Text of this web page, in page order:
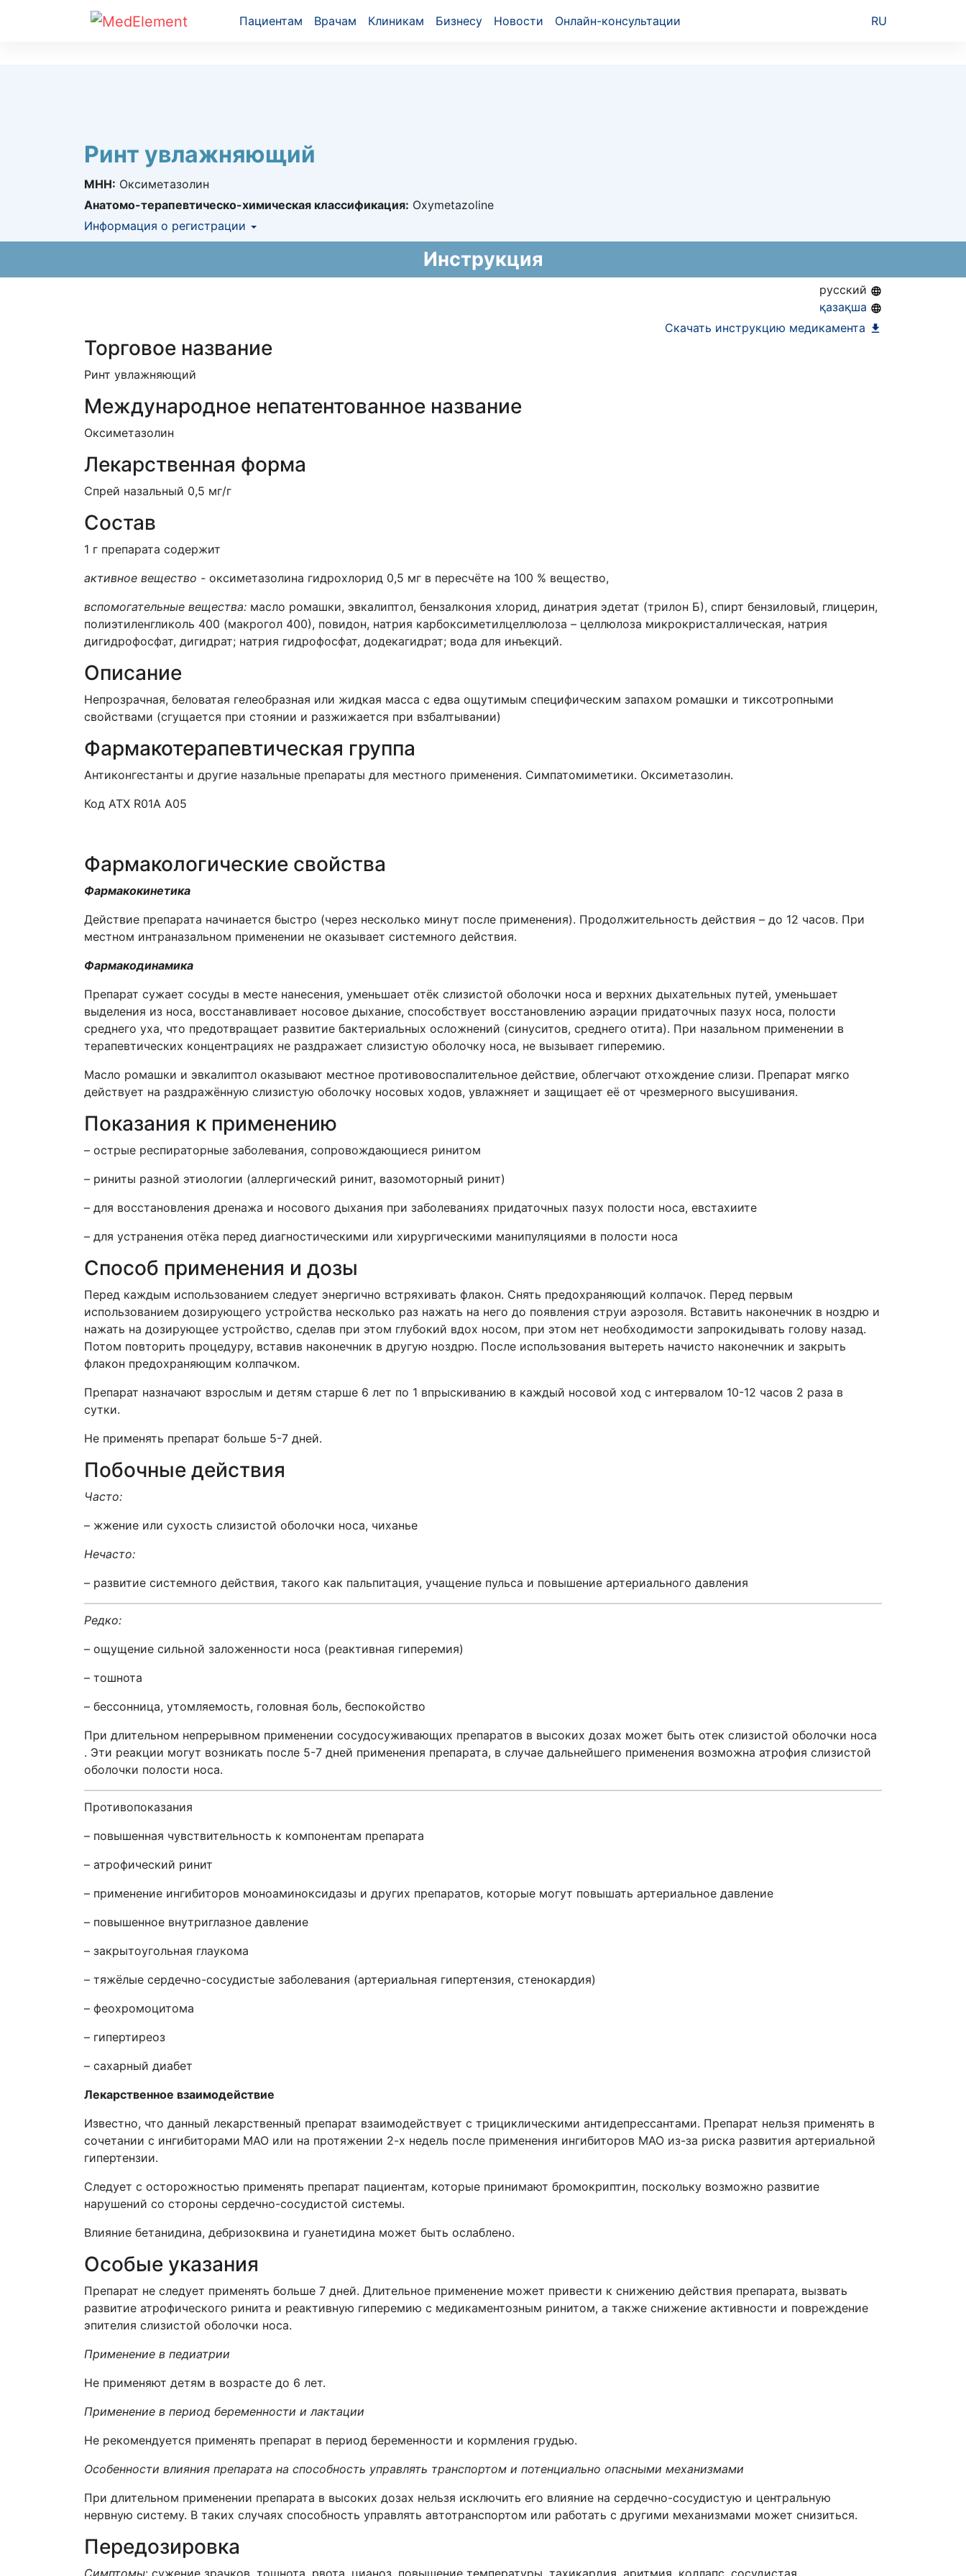
Пациентам Врачам Клиникам Бизнесу Новости Онлайн-консультации RU
Ринт увлажняющий
МНН: Оксиметазолин
Анатомо-терапевтическо-химическая классификация: Oxymetazoline
Информация о регистрации
Инструкция
русский
қазақша
Скачать инструкцию медикамента
Торговое название
Ринт увлажняющий
Международное непатентованное название
Оксиметазолин
Лекарственная форма
Спрей назальный 0,5 мг/г
Состав
1 г препарата содержит
активное вещество - оксиметазолина гидрохлорид 0,5 мг в пересчёте на 100 % вещество,
вспомогательные вещества: масло ромашки, эвкалиптол, бензалкония хлорид, динатрия эдетат (трилон Б), спирт бензиловый, глицерин,
полиэтиленгликоль 400 (макрогол 400), повидон, натрия карбоксиметилцеллюлоза – целлюлоза микрокристаллическая, натрия
дигидрофосфат, дигидрат; натрия гидрофосфат, додекагидрат; вода для инъекций.
Описание
Непрозрачная, беловатая гелеобразная или жидкая масса с едва ощутимым специфическим запахом ромашки и тиксотропными
свойствами (сгущается при стоянии и разжижается при взбалтывании)
Фармакотерапевтическая группа
Антиконгестанты и другие назальные препараты для местного применения. Симпатомиметики. Оксиметазолин.
Код АТХ R01A A05
Фармакологические свойства
Фармакокинетика
Действие препарата начинается быстро (через несколько минут после применения). Продолжительность действия – до 12 часов. При
местном интраназальном применении не оказывает системного действия.
Фармакодинамика
Препарат сужает сосуды в месте нанесения, уменьшает отёк слизистой оболочки носа и верхних дыхательных путей, уменьшает
выделения из носа, восстанавливает носовое дыхание, способствует восстановлению аэрации придаточных пазух носа, полости
среднего уха, что предотвращает развитие бактериальных осложнений (синуситов, среднего отита). При назальном применении в
терапевтических концентрациях не раздражает слизистую оболочку носа, не вызывает гиперемию.
Масло ромашки и эвкалиптол оказывают местное противовоспалительное действие, облегчают отхождение слизи. Препарат мягко
действует на раздражённую слизистую оболочку носовых ходов, увлажняет и защищает её от чрезмерного высушивания.
Показания к применению
– острые респираторные заболевания, сопровождающиеся ринитом
– риниты разной этиологии (аллергический ринит, вазомоторный ринит)
– для восстановления дренажа и носового дыхания при заболеваниях придаточных пазух полости носа, евстахиите
– для устранения отёка перед диагностическими или хирургическими манипуляциями в полости носа
Способ применения и дозы
Перед каждым использованием следует энергично встряхивать флакон. Снять предохраняющий колпачок. Перед первым
использованием дозирующего устройства несколько раз нажать на него до появления струи аэрозоля. Вставить наконечник в ноздрю и
нажать на дозирующее устройство, сделав при этом глубокий вдох носом, при этом нет необходимости запрокидывать голову назад.
Потом повторить процедуру, вставив наконечник в другую ноздрю. После использования вытереть начисто наконечник и закрыть
флакон предохраняющим колпачком.
Препарат назначают взрослым и детям старше 6 лет по 1 впрыскиванию в каждый носовой ход с интервалом 10-12 часов 2 раза в
сутки.
Не применять препарат больше 5-7 дней.
Побочные действия
Часто:
– жжение или сухость слизистой оболочки носа, чиханье
Нечасто:
– развитие системного действия, такого как пальпитация, учащение пульса и повышение артериального давления
Редко:
– ощущение сильной заложенности носа (реактивная гиперемия)
– тошнота
– бессонница, утомляемость, головная боль, беспокойство
При длительном непрерывном применении сосудосуживающих препаратов в высоких дозах может быть отек слизистой оболочки носа
. Эти реакции могут возникать после 5-7 дней применения препарата, в случае дальнейшего применения возможна атрофия слизистой
оболочки полости носа.
Противопоказания
– повышенная чувствительность к компонентам препарата
– атрофический ринит
– применение ингибиторов моноаминоксидазы и других препаратов, которые могут повышать артериальное давление
– повышенное внутриглазное давление
– закрытоугольная глаукома
– тяжёлые сердечно-сосудистые заболевания (артериальная гипертензия, стенокардия)
– феохромоцитома
– гипертиреоз
– сахарный диабет
Лекарственное взаимодействие
Известно, что данный лекарственный препарат взаимодействует с трициклическими антидепрессантами. Препарат нельзя применять в
сочетании с ингибиторами МАО или на протяжении 2-х недель после применения ингибиторов МАО из-за риска развития артериальной
гипертензии.
Следует с осторожностью применять препарат пациентам, которые принимают бромокриптин, поскольку возможно развитие
нарушений со стороны сердечно-сосудистой системы.
Влияние бетанидина, дебризоквина и гуанетидина может быть ослаблено.
Особые указания
Препарат не следует применять больше 7 дней. Длительное применение может привести к снижению действия препарата, вызвать
развитие атрофического ринита и реактивную гиперемию с медикаментозным ринитом, а также снижение активности и повреждение
эпителия слизистой оболочки носа.
Применение в педиатрии
Не применяют детям в возрасте до 6 лет.
Применение в период беременности и лактации
Не рекомендуется применять препарат в период беременности и кормления грудью.
Особенности влияния препарата на способность управлять транспортом и потенциально опасными механизмами
При длительном применении препарата в высоких дозах нельзя исключить его влияние на сердечно-сосудистую и центральную
нервную систему. В таких случаях способность управлять автотранспортом или работать с другими механизмами может снизиться.
Передозировка
Cимптомы: сужение зрачков, тошнота, рвота, цианоз, повышение температуры, тахикардия, аритмия, коллапс, сосудистая